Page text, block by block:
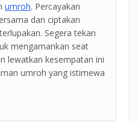
umroh. Percayakan
dan ciptakan
Segera tekan
mengamankan seat
lewatkan kesempatan ini
umroh yang istimewa